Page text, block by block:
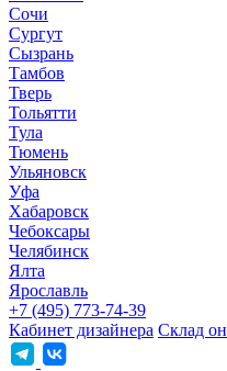
Сочи
Сургут
Сызрань
Тамбов
Тверь
Тольятти
Тула
Тюмень
Ульяновск
Уфа
Хабаровск
Чебоксары
Челябинск
Ялта
Ярославль
+7 (495) 773-74-39
Кабинет дизайнера Склад